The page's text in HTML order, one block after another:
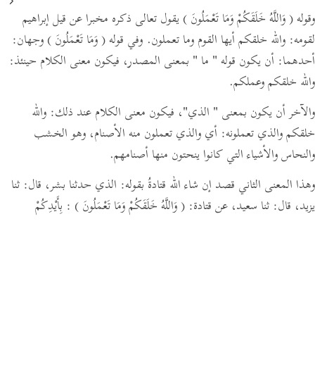
وقوله( وَاللَّهُ خَلَقَكُمْ وَمَا تَعْمَلُونَ ) يقول تعالى ذكره مخبرا عن قيل إبراهيم
لقومه: والله خلقكم أيها القوم وما تعملون. وفي قوله( وَمَا تَعْمَلُونَ ) وجهان:
أحدهما: أن يكون قوله " ما " بمعنى المصدر، فيكون معنى الكلام حينئذ:
والله خلقكم وعملكم.
والآخر أن يكون بمعنى " الذي"، فيكون معنى الكلام عند ذلك: والله
خلقكم والذي تعملونه: أي والذي تعملون منه الأصنام، وهو الخشب
والنحاس والأشياء التي كانوا ينحتون منها أصنامهم.
وهذا المعنى الثاني قصد إن شاء الله قتادةُ بقوله: الذي حدثنا بشر، قال: ثنا
يزيد، قال: ثنا سعيد، عن قتادة: ( وَاللَّهُ خَلَقَكُمْ وَمَا تَعْمَلُونَ ) : بِأَيْدِكُمْ